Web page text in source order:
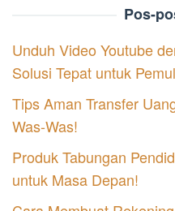
Pos-
Unduh Video Youtube
Solusi Tepat untuk
Tips Aman Transfer
Was-Was!
Produk Tabungan
untuk Masa Depan!